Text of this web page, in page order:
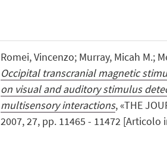
Romei, Vincenzo; Murray, Micah M.;
Occipital transcranial magnetic
on visual and auditory stimulus
multisensory interactions, «THE
2007, 27, pp. 11465 - 11472 [Articolo